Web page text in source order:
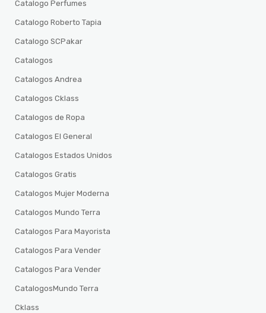
Catalogo Perfumes
Catalogo Roberto Tapia
Catalogo SCPakar
Catalogos
Catalogos Andrea
Catalogos Cklass
Catalogos de Ropa
Catalogos El General
Catalogos Estados Unidos
Catalogos Gratis
Catalogos Mujer Moderna
Catalogos Mundo Terra
Catalogos Para Mayorista
Catalogos Para Vender
Catalogos Para Vender
CatalogosMundo Terra
Cklass